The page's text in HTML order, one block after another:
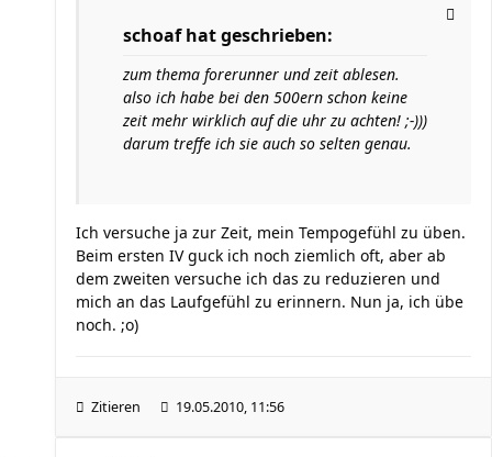
schoaf hat geschrieben:
zum thema forerunner und zeit ablesen.
also ich habe bei den 500ern schon keine
zeit mehr wirklich auf die uhr zu achten! ;-)))
darum treffe ich sie auch so selten genau.
Ich versuche ja zur Zeit, mein Tempogefühl zu üben.
Beim ersten IV guck ich noch ziemlich oft, aber ab
dem zweiten versuche ich das zu reduzieren und
mich an das Laufgefühl zu erinnern. Nun ja, ich übe
noch. ;o)
Zitieren 19.05.2010, 11:56